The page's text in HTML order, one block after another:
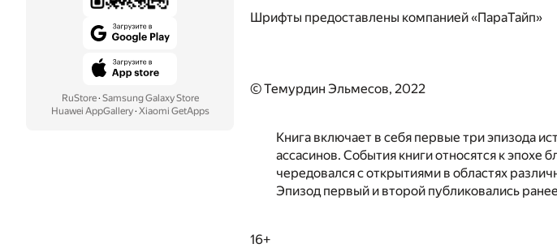
RuStore· Samsung Galaxy Store
Huawei AppGallery· Xiaomi GetApps
Шрифты предоставлены компанией «ПараТайп»
© Темурдин Эльмесов, 2022
Книга включает в себя первые три эпизода
ассасинов. События книги относятся к эпохе
чередовался с открытиями в областях
Эпизод первый и второй публиковались
16+